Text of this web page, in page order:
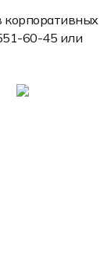
корпоративных
60-45 или